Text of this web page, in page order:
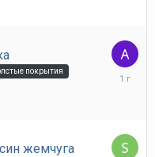
покрытия
14
жемчуга